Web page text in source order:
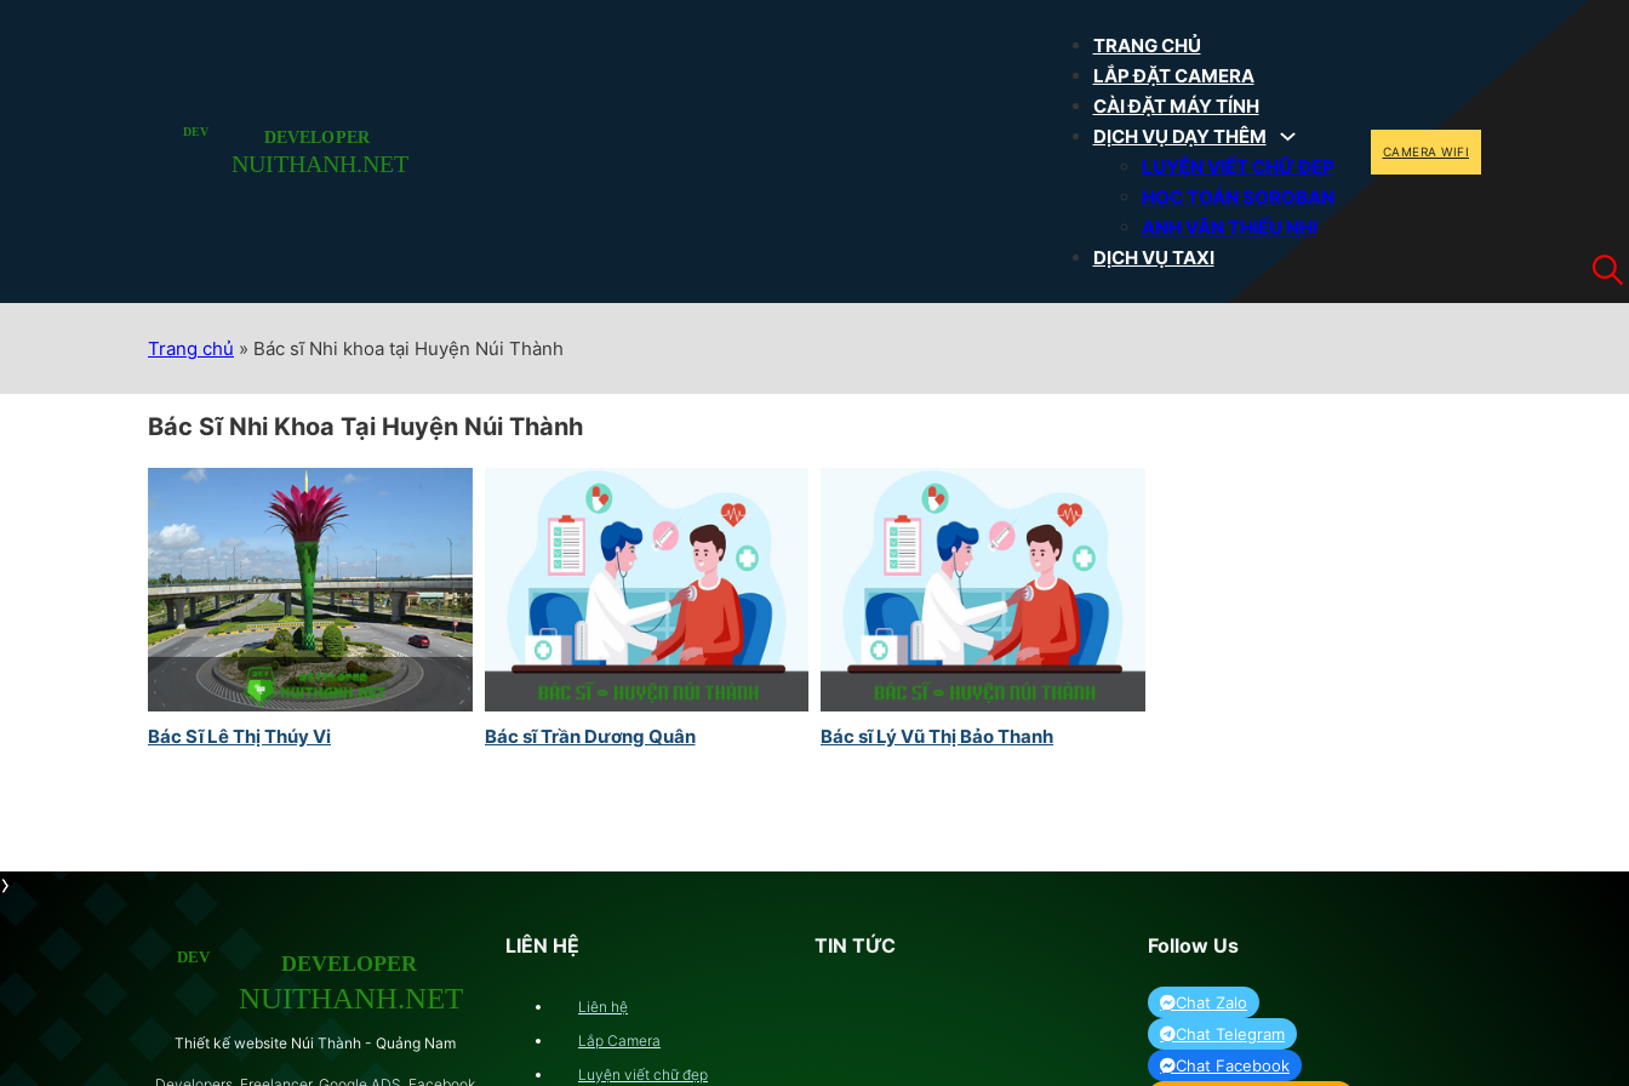
TRANG CHỦ
LẮP ĐẶT CAMERA
CÀI ĐẶT MÁY TÍNH
DỊCH VỤ DẠY THÊM
LUYỆN VIẾT CHỮ ĐẸP
HỌC TOÁN SOROBAN
ANH VĂN THIẾU NHI
DỊCH VỤ TAXI
CAMERA WIFI
Trang chủ » Bác sĩ Nhi khoa tại Huyện Núi Thành
Bác Sĩ Nhi Khoa Tại Huyện Núi Thành
Bác Sĩ Lê Thị Thúy Vi Bác sĩ Trần Dương Quân Bác sĩ Lý Vũ Thị Bảo Thanh
Thiết kế website Núi Thành - Quảng Nam
LIÊN HỆ
Liên hệ
Lắp Camera
Luyện viết chữ đẹp
TIN TỨC Follow Us
Chat Zalo
Chat Telegram
Chat Facebook